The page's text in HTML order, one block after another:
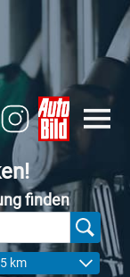
finden
5 km